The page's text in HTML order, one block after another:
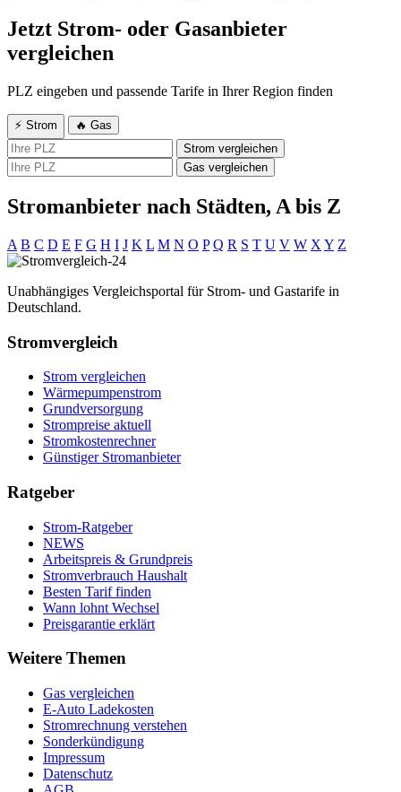
Jetzt Strom- oder Gasanbieter
vergleichen
PLZ eingeben und passende Tarife in Ihrer Region finden
⚡ Strom
🔥 Gas
Strom vergleichen
Gas vergleichen
Stromanbieter nach Städten, A bis Z
A B C D E F G H I J K L M N O P Q R S T U V W X Y Z
Unabhängiges Vergleichsportal für Strom- und Gastarife in
Deutschland.
Stromvergleich
Strom vergleichen
Wärmepumpenstrom
Grundversorgung
Strompreise aktuell
Stromkostenrechner
Günstiger Stromanbieter
Ratgeber
Strom-Ratgeber
NEWS
Arbeitspreis & Grundpreis
Stromverbrauch Haushalt
Besten Tarif finden
Wann lohnt Wechsel
Preisgarantie erklärt
Weitere Themen
Gas vergleichen
E-Auto Ladekosten
Stromrechnung verstehen
Sonderkündigung
Impressum
Datenschutz